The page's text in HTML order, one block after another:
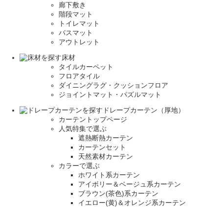
廊下敷き
階段マット
トイレマット
バスマット
アウトレット
床材
タイルカーペット
フロアタイル
ダイニングラグ・クッションフロア
ジョイントマット・パズルマット
ドレープカーテン（厚地）
カーテントップページ
人気特集で選ぶ
遮熱断熱カーテン
カーテンセット
天然素材カーテン
カラーで選ぶ
ホワイト系カーテン
アイボリー＆ベージュ系カーテン
ブラウン(茶色)系カーテン
イエロー(黄)＆オレンジ系カーテン